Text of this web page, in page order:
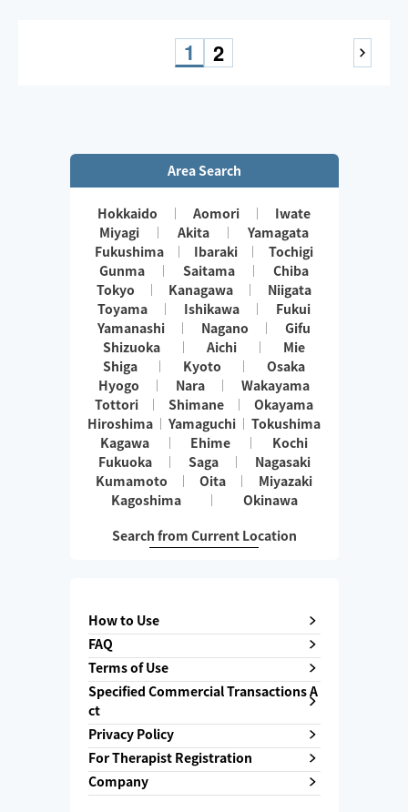
1 2
Area Search
Hokkaido Aomori
Iwate
Miyagi
Akita
Yamagata
Fukushima
Ibaraki
Tochigi
Gunma
Saitama
Chiba
Tokyo
Kanagawa
Niigata
Toyama
Ishikawa
Fukui
Yamanashi
Nagano
Gifu
Shizuoka
Aichi
Mie
Shiga
Kyoto
Osaka
Hyogo
Nara
Wakayama
Tottori
Shimane
Okayama
Hiroshima
Yamaguchi
Tokushima
Kagawa
Ehime
Kochi
Fukuoka
Saga
Nagasaki
Kumamoto
Oita
Miyazaki
Kagoshima
Okinawa
Search from Current Location
How to Use
FAQ
Terms of Use
Specified Commercial Transactions A
ct
Privacy Policy
For Therapist Registration
Company